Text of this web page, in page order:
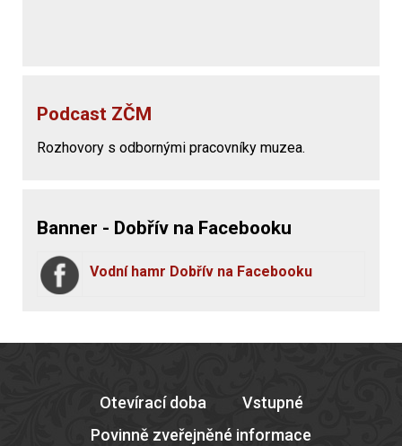
Podcast ZČM
Rozhovory s odbornými pracovníky muzea.
Banner - Dobřív na Facebooku
Vodní hamr Dobřív na Facebooku
Otevírací doba
Vstupné
Povinně zveřejněné informace